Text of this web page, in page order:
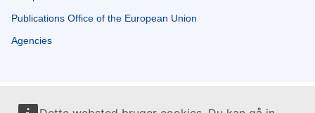
Publications Office of the European Union
Agencies